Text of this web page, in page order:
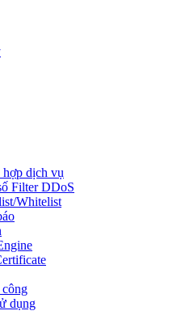
dịch vụ
Filter DDoS
Whitelist
dụng